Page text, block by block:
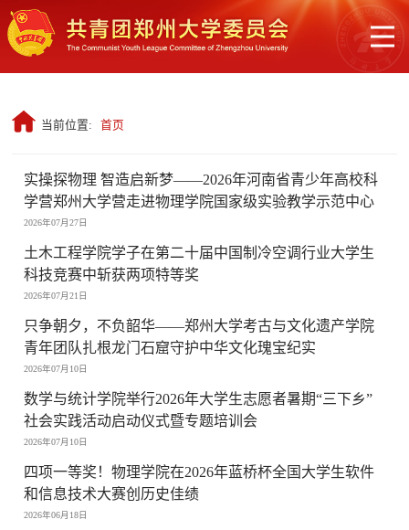
当前位置: 首页
实操探物理 智造启新梦——2026年河南省青少年高校科
学营郑州大学营走进物理学院国家级实验教学示范中心
2026年07月27日
土木工程学院学子在第二十届中国制冷空调行业大学生
科技竞赛中斩获两项特等奖
2026年07月21日
只争朝夕，不负韶华——郑州大学考古与文化遗产学院
青年团队扎根龙门石窟守护中华文化瑰宝纪实
2026年07月10日
数学与统计学院举行2026年大学生志愿者暑期“三下乡”
社会实践活动启动仪式暨专题培训会
2026年07月10日
四项一等奖！物理学院在2026年蓝桥杯全国大学生软件
和信息技术大赛创历史佳绩
2026年06月18日